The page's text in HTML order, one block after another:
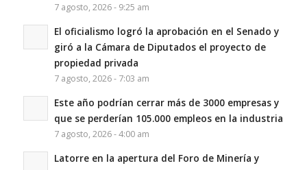
7 agosto, 2026 - 9:25 am
El oficialismo logró la aprobación en el Senado y
giró a la Cámara de Diputados el proyecto de
propiedad privada
7 agosto, 2026 - 7:03 am
Este año podrían cerrar más de 3000 empresas y
que se perderían 105.000 empleos en la industria
7 agosto, 2026 - 4:00 am
Latorre en la apertura del Foro de Minería y